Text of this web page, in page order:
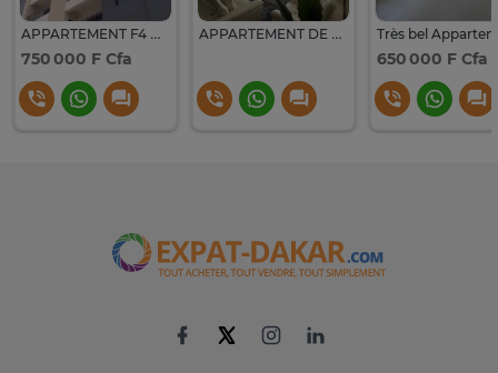
APPARTEMENT F4 A LOUER AUX MAMELLES
750 000 F Cfa
APPARTEMENT DE TYPE F4 MEUBLE A LOUER AUX ALMADIES
650 000 F Cfa